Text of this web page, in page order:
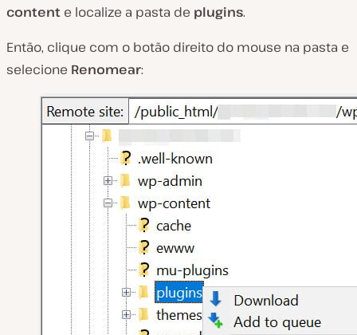
content e localize a pasta de plugins.
Então, clique com o botão direito do mouse na pasta e
selecione Renomear: